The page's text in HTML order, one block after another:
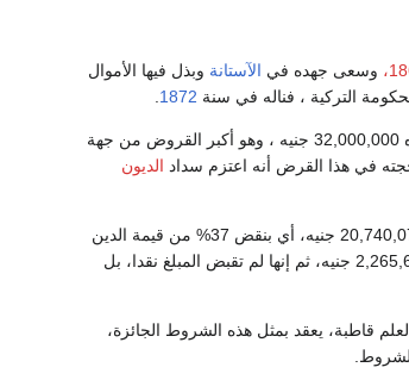
وسعى جهده في الآستانة وبذل فيها الأموال
التركية ، فناله في سنة 1872
المالي قدره 32,000,000 جنيه ، وهو أكبر القروض من جهة
في هذا القرض أنه اعتزم سداد الديون
عقد هذا القرض بفائدة 7% وقيمة سنداته 84.5 % ، وبلغ ما دخل الخزانة منه بعد استبعاد النفقات والخصم والسمسرة 20,740,077 جنيه، أي بنقض 37% من قيمة الدين
الاسمية، فخسرت الحكومة من اصل القرض نيفا وأحد عشر مليون جنية، في حين التزمت بقسط سنوي لسداده يبلغ 2,265,671 جنيه، ثم إنها لم تقبض المبلغ نقدا، بل
قاطبة، يعقد بمثل هذه الشروط الجائزة،